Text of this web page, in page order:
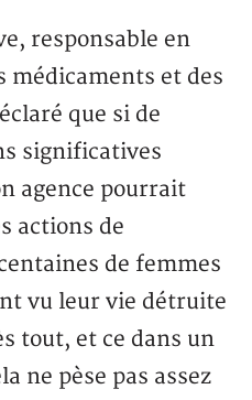
responsable en
médicaments et des
que si de
significatives
agence pourrait
actions de
de femmes
vu leur vie détruite
tout, et ce dans un
ne pèse pas assez